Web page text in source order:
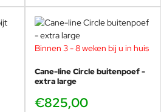
Binnen 3 - 8 weken bij u in huis
Cane-line Circle buitenpoef -
extra large
€825,00